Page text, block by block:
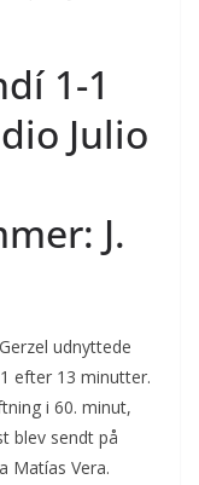
1-1
Julio
J.
udnyttede
efter 13 minutter.
i 60. minut,
blev sendt på
Matías Vera.